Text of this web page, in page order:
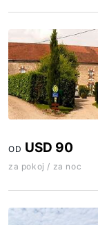
OD USD 90
za pokoj / za noc